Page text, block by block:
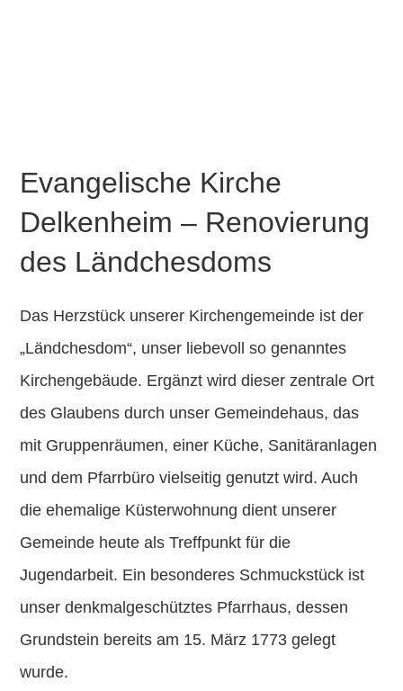
Evangelische Kirche
Delkenheim – Renovierung
des Ländchesdoms
Das Herzstück unserer Kirchengemeinde ist der
„Ländchesdom“, unser liebevoll so genanntes
Kirchengebäude. Ergänzt wird dieser zentrale Ort
des Glaubens durch unser Gemeindehaus, das
mit Gruppenräumen, einer Küche, Sanitäranlagen
und dem Pfarrbüro vielseitig genutzt wird. Auch
dieehemalige Küsterwohnung dient unserer
Gemeinde heute als Treffpunkt für die
Jugendarbeit. Ein besonderes Schmuckstück ist
unserdenkmalgeschütztes Pfarrhaus, dessen
Grundstein bereits am 15. März 1773 gelegt
wurde.